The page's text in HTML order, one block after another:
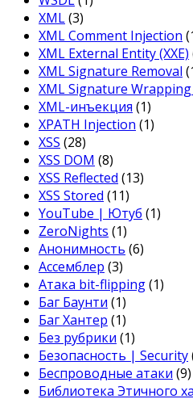
XML(3)
XML Comment Injection
XML External Entity (XXE)
XML Signature Removal
XML Signature Wrapping
XML-инъекция (1)
XPATH Injection (1)
XSS (28)
XSS DOM (8)
XSS Reflected (13)
XSS Stored (11)
YouTube | Ютуб (1)
ZeroNights (1)
Анонимность (6)
Ассемблер (3)
Атака bit-flipping(1)
Баг Баунти (1)
Баг Хантер (1)
Без рубрики (1)
Безопасность | Security
Беспроводные атаки (9)
Библиотека Этичного